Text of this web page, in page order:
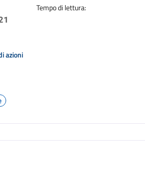
Tempo di lettura:
azioni